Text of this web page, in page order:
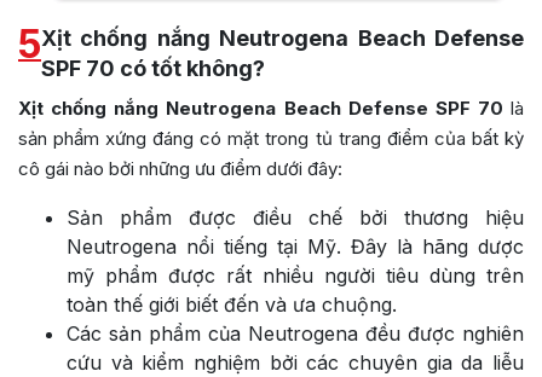
5Xịt chống nắng Neutrogena Beach Defense
SPF 70 có tốt không?
Xịt chống nắng Neutrogena Beach Defense SPF 70 là
sản phẩm xứng đáng có mặt trong tủ trang điểm của bất kỳ
cô gái nào bởi những ưu điểm dưới đây:
Sản phẩm được điều chế bởi thương hiệu
Neutrogena nổi tiếng tại Mỹ. Đây là hãng dược
mỹ phẩm được rất nhiều người tiêu dùng trên
toàn thế giới biết đến và ưa chuộng.
Các sản phẩm của Neutrogena đều được nghiên
cứu và kiểm nghiệm bởi các chuyên gia da liễu